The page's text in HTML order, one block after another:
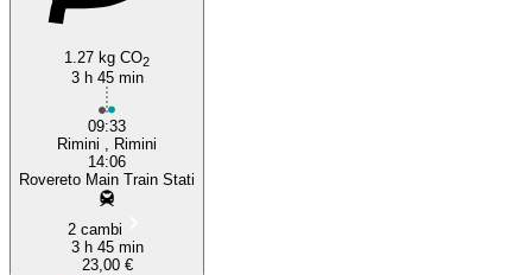
1.27 kg CO2
3 h 45 min
09:33
Rimini , Rimini
14:06
Rovereto Main Train Stati
2 cambi
3 h 45 min
23,00 €